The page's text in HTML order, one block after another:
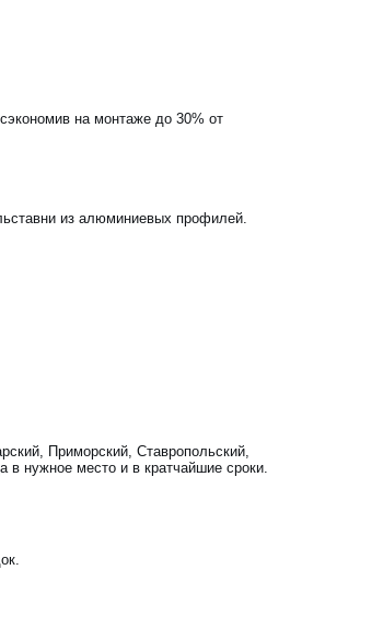
на монтаже до 30% от
из алюминиевых профилей.
Приморский, Ставропольский,
в нужное место и в кратчайшие сроки.